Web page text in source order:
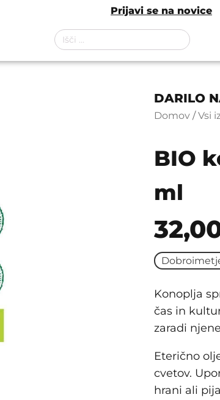
Najvišja kakovost konoplje v
Prijavi se na novice
100% BIO konopljini
Brezplačna poštnina
Išči:
DARILO
Domov /Vsi
BIO
ml
Konoplja
čas in
zaradi
Eterično
cvetov.
hrani ali